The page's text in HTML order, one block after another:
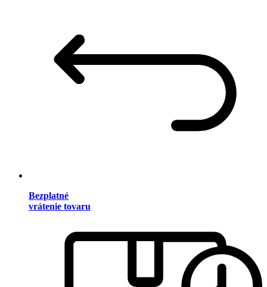
Bezplatné
vrátenie tovaru